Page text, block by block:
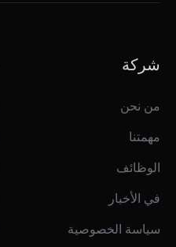
شركة
من نحن
مهمتنا
الوظائف
في الأخبار
سياسة الخصوصية